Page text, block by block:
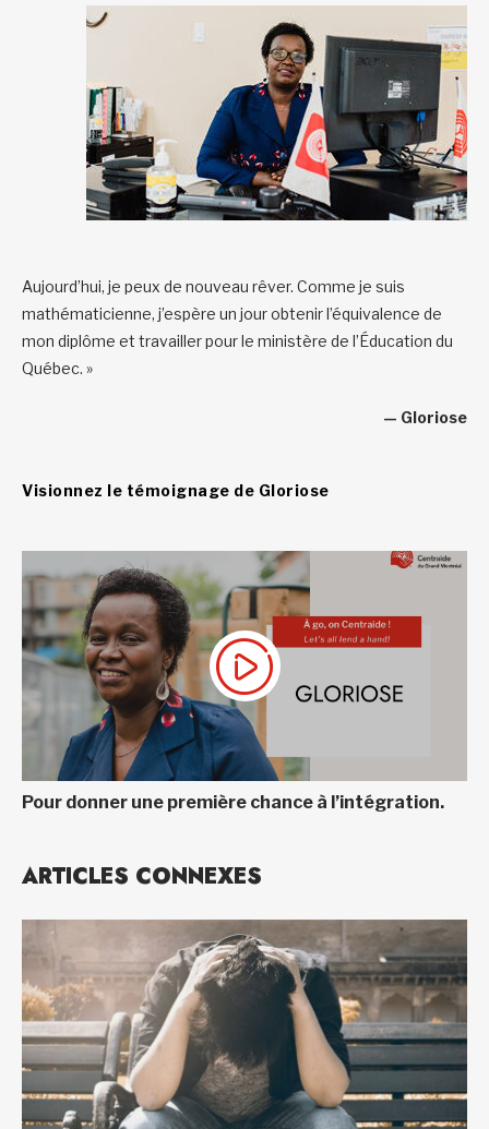
Aujourd’hui, je peux de nouveau rêver. Comme je suis
mathématicienne, j’espère un jour obtenir l’équivalence de
mon diplôme et travailler pour le ministère de l’Éducation du
Québec. »
— Gloriose
Visionnez le témoignage de Gloriose
Pour donner une première chance à l’intégration.
ARTICLES CONNEXES